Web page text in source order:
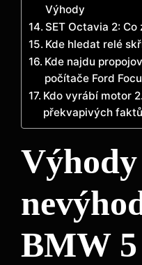
Výhody
SET Octavia 2:
Kde hledat relé
Kde najdu
počítače Ford
Kdo vyrábí motor
překvapivých faktů
BMW 5